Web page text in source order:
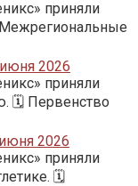
приняли
Межрегиональные
2026
приняли
🗓️ Первенство
2026
приняли
🗓️